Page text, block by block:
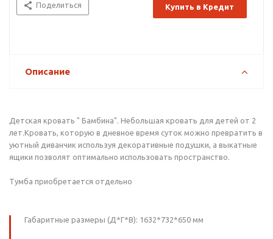
Поделиться Купить в Кредит
Описание
Детская кровать " Бамбина". Небольшая кровать для детей от 2
лет.Кровать, которую в дневное время суток можно превратить в
уютный диванчик используя декоративные подушки, а выкатные
ящики позволят оптимально использовать пространство.
Тумба приобретается отдельно
Габаритные размеры (Д*Г*В): 1632*732*650 мм